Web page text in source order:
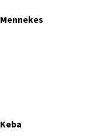
Mennekes
Keba